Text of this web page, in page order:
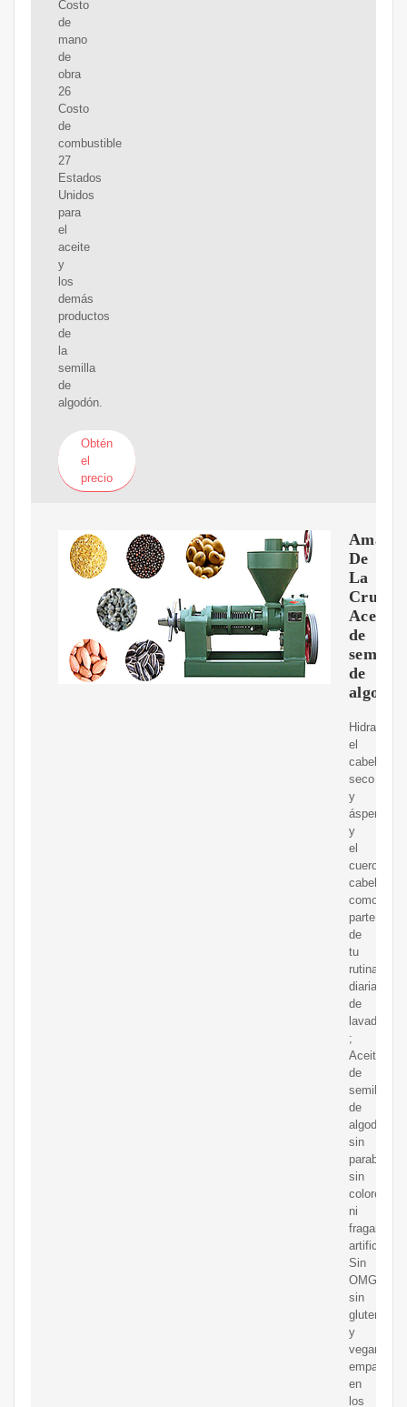
Costo
de
mano
de
obra
26
Costo
de
combustible
27
Estados
Unidos
para
el
aceite
y
los
demás
productos
de
la
semilla
de
algodón.
Obtén
el
precio
De
La
Cruz
Aceite
de
semilla
de
algodón
Hidrata
el
cabello
seco
y
áspero
y
el
cuero
cabelludo
como
parte
de
tu
rutina
diaria
de
lavado
;
Aceite
de
semilla
de
algodón
sin
parabenos,
sin
colores
ni
fragancias
artificiales.
Sin
OMG,
sin
gluten
y
vegano,
en
los